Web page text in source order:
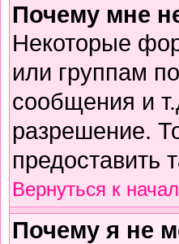
Почему мне
Некоторые
или группам
сообщения и
разрешение.
предоставить
Вернуться к
Почему я не